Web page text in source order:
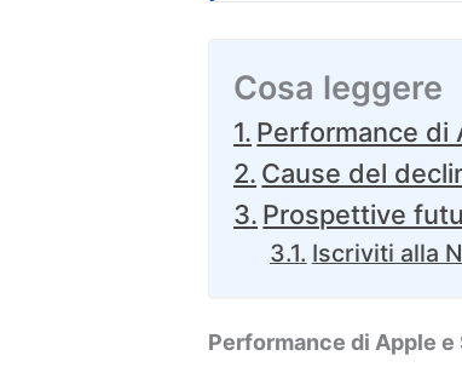
Cosa leggere
Performance di
Cause del
Prospettive
Iscriviti alla
Performance di Apple e